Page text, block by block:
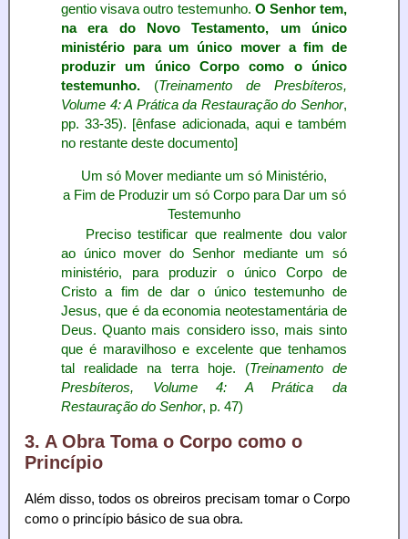
gentio visava outro testemunho. O Senhor tem,
na era do Novo Testamento, um único
ministério para um único mover a fim de
produzir um único Corpo como o único
testemunho. (Treinamento de Presbíteros,
Volume 4: A Prática da Restauração do Senhor,
pp. 33-35). [ênfase adicionada, aqui e também
no restante deste documento]
Um só Mover mediante um só Ministério,
a Fim de Produzir um só Corpo para Dar um só
Testemunho
Preciso testificar que realmente dou valor
ao único mover do Senhor mediante um só
ministério, para produzir o único Corpo de
Cristo a fim de dar o único testemunho de
Jesus, que é da economia neotestamentária de
Deus. Quanto mais considero isso, mais sinto
que é maravilhoso e excelente que tenhamos
tal realidade na terra hoje. (Treinamento de
Presbíteros, Volume 4: A Prática da
Restauração do Senhor, p. 47)
3. A Obra Toma o Corpo como o
Princípio
Além disso, todos os obreiros precisam tomar o Corpo
como o princípio básico de sua obra.